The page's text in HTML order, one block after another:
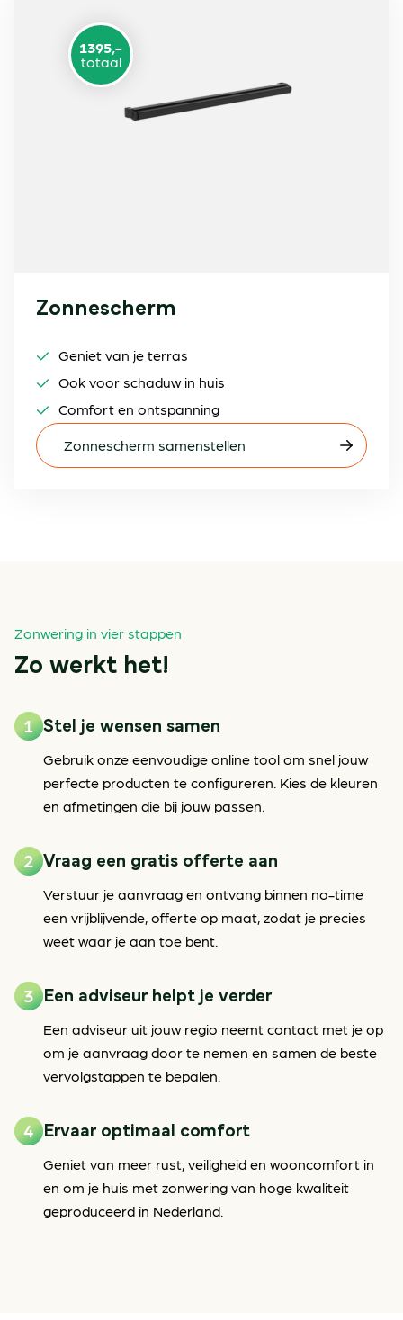
totaal
1395,-
Zonnescherm
Geniet van je terras
Ook voor schaduw in huis
Comfort en ontspanning
Zonnescherm samenstellen
Zonwering in vier stappen
Zo werkt het!
Stel je wensen samen
Gebruik onze eenvoudige online tool om snel jouw
perfecte producten te configureren. Kies de kleuren
en afmetingen die bij jouw passen.
Vraag een gratis offerte aan
Verstuur je aanvraag en ontvang binnen no-time
een vrijblijvende, offerte op maat, zodat je precies
weet waar je aan toe bent.
Een adviseur helpt je verder
Een adviseur uit jouw regio neemt contact met je op
om je aanvraag door te nemen en samen de beste
vervolgstappen te bepalen.
Ervaar optimaal comfort
Geniet van meer rust, veiligheid en wooncomfort in
en om je huis met zonwering van hoge kwaliteit
geproduceerd in Nederland.